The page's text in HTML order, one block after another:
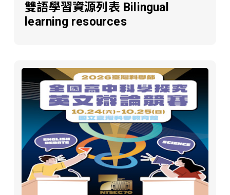
雙語學習資源列表 Bilingual
learning resources